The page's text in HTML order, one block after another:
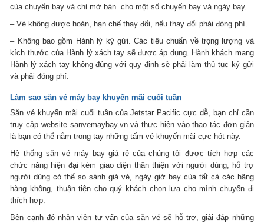
của chuyến bay và chỉ mở bán cho một số chuyến bay và ngày bay.
– Vé không được hoàn, hạn chế thay đổi, nếu thay đổi phải đóng phí.
– Không bao gồm Hành lý ký gửi. Các tiêu chuẩn về trọng lượng và
kích thước của Hành lý xách tay sẽ được áp dụng. Hành khách mang
Hành lý xách tay không đúng với quy định sẽ phải làm thủ tục ký gửi
và phải đóng phí.
Làm saosăn vé máy bay khuyến mãi cuối tuần
Săn vé khuyến mãi cuối tuần của Jetstar Pacific cực dễ, bạn chỉ cần
truy cập website sanvemaybay.vn và thực hiện vào thao tác đơn giản
là bạn có thể nắm trong tay những tấm vé khuyến mãi cực hót này.
Hệ thống săn vé máy bay giá rẻ của chúng tôi được tích hợp các
chức năng hiện đại kèm giao diện thân thiện với người dùng, hỗ trợ
người dùng có thể so sánh giá vé, ngày giờ bay của tất cả các hãng
hàng không, thuận tiện cho quý khách chọn lựa cho mình chuyến đi
thích hợp.
Bên cạnh đó nhân viên tư vấn của săn vé sẽ hỗ trợ, giải đáp những